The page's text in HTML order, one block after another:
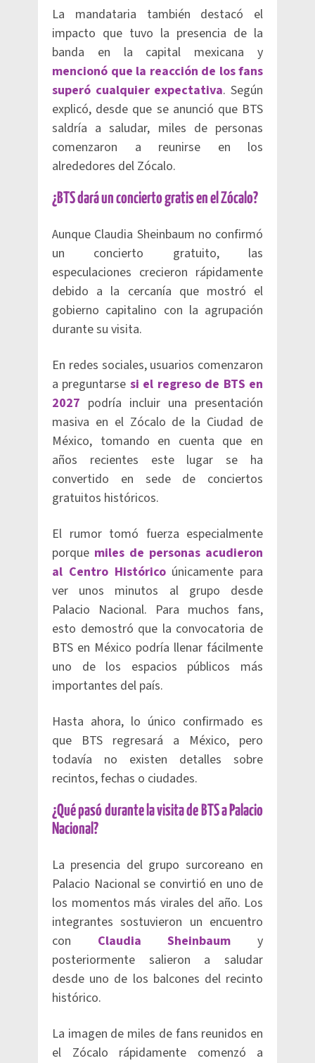
La mandataria también destacó el
impacto que tuvo la presencia de la
banda en la capital mexicana y
mencionó que la reacción de los fans
superó cualquier expectativa. Según
explicó, desde que se anunció que BTS
saldría a saludar, miles de personas
comenzaron a reunirse en los
alrededores del Zócalo.
¿BTS dará un concierto gratis en el Zócalo?
Aunque Claudia Sheinbaum no confirmó
un concierto gratuito, las
especulaciones crecieron rápidamente
debido a la cercanía que mostró el
gobierno capitalino con la agrupación
durante su visita.
En redes sociales, usuarios comenzaron
a preguntarse si el regreso de BTS en
2027 podría incluir una presentación
masiva en el Zócalo de la Ciudad de
México, tomando en cuenta que en
años recientes este lugar se ha
convertido en sede de conciertos
gratuitos históricos.
El rumor tomó fuerza especialmente
porque miles de personas acudieron
al Centro Históricoúnicamente para
ver unos minutos al grupo desde
Palacio Nacional. Para muchos fans,
esto demostró que la convocatoria de
BTS en México podría llenar fácilmente
uno de los espacios públicos más
importantes del país.
Hasta ahora, lo único confirmado es
que BTS regresará a México, pero
todavía no existen detalles sobre
recintos, fechas o ciudades.
¿Qué pasó durante la visita de BTS a Palacio
Nacional?
La presencia del grupo surcoreano en
Palacio Nacional se convirtió en uno de
los momentos más virales del año. Los
integrantes sostuvieron un encuentro
con Claudia Sheinbaum y
posteriormente salieron a saludar
desde uno de los balcones del recinto
histórico.
La imagen de miles de fans reunidos en
el Zócalo rápidamente comenzó a